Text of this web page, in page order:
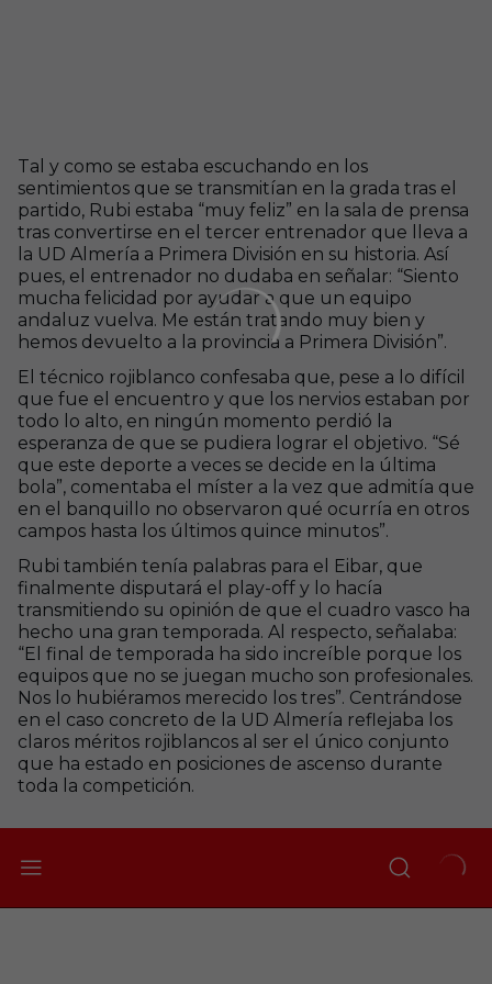
Tal y como se estaba escuchando en los
sentimientos que se transmitían en la grada tras el
partido, Rubi estaba “muy feliz” en la sala de prensa
tras convertirse en el tercer entrenador que lleva a
la UD Almería a Primera División en su historia. Así
pues, el entrenador no dudaba en señalar: “Siento
mucha felicidad por ayudar a que un equipo
andaluz vuelva. Me están tratando muy bien y
hemos devuelto a la provincia a Primera División”.
El técnico rojiblanco confesaba que, pese a lo difícil
que fue el encuentro y que los nervios estaban por
todo lo alto, en ningún momento perdió la
esperanza de que se pudiera lograr el objetivo. “Sé
que este deporte a veces se decide en la última
bola”, comentaba el míster a la vez que admitía que
en el banquillo no observaron qué ocurría en otros
campos hasta los últimos quince minutos”.
Rubi también tenía palabras para el Eibar, que
finalmente disputará el play-off y lo hacía
transmitiendo su opinión de que el cuadro vasco ha
hecho una gran temporada. Al respecto, señalaba:
“El final de temporada ha sido increíble porque los
equipos que no se juegan mucho son profesionales.
Nos lo hubiéramos merecido los tres”. Centrándose
en el caso concreto de la UD Almería reflejaba los
claros méritos rojiblancos al ser el único conjunto
que ha estado en posiciones de ascenso durante
toda la competición.